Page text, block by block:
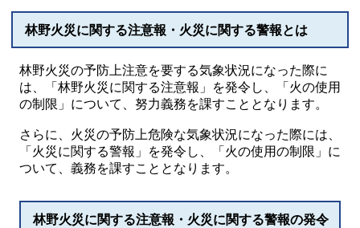
林野火災に関する注意報・火災に関する警報とは
林野火災の予防上注意を要する気象状況になった際に
は、「林野火災に関する注意報」を発令し、「火の使用
の制限」について、努力義務を課すこととなります。
さらに、火災の予防上危険な気象状況になった際には、
「火災に関する警報」を発令し、「火の使用の制限」に
ついて、義務を課すこととなります。
林野火災に関する注意報・火災に関する警報の発令